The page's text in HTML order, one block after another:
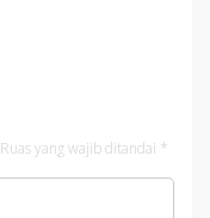
Ruas yang wajib ditandai *